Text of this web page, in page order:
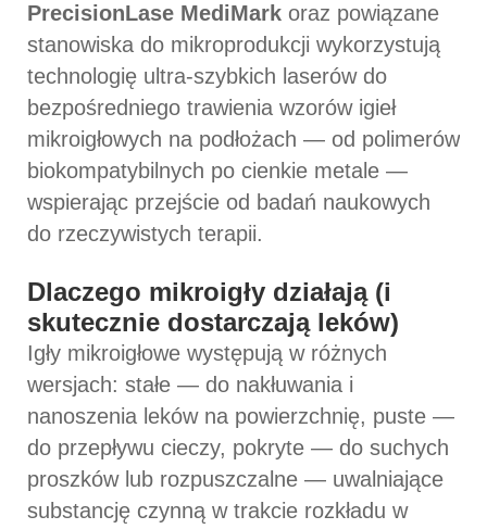
PrecisionLase MediMark oraz powiązane
stanowiska do mikroprodukcji wykorzystują
technologię ultra-szybkich laserów do
bezpośredniego trawienia wzorów igieł
mikroigłowych na podłożach — od polimerów
biokompatybilnych po cienkie metale —
wspierając przejście od badań naukowych
do rzeczywistych terapii.
Dlaczego mikroigły działają (i
skutecznie dostarczają leków)
Igły mikroigłowe występują w różnych
wersjach: stałe — do nakłuwania i
nanoszenia leków na powierzchnię, puste —
do przepływu cieczy, pokryte — do suchych
proszków lub rozpuszczalne — uwalniające
substancję czynną w trakcie rozkładu w